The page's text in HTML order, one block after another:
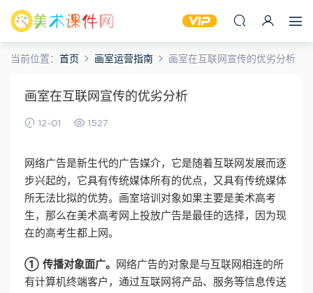
当前位置： 首页 画室运营指南 画室在互联网宣传的优劣分析
画室在互联网宣传的优劣分析
12-01 1527
网络广告是新生代的广告媒介，它是随着互联网发展而逐
步兴起的，它具有传统媒体所有的优点，又具有传统媒体
所无法比拟的优势。画室培训对象如果主要是美术高考
生，那么在美术高考网上投放广告是最佳的选择，因为现
在的高考生都上网。
① 传播对象面广。
网络广告的对象是与互联网相连的所
有计算机终端客户，通过互联网将产品、服务等信息传送